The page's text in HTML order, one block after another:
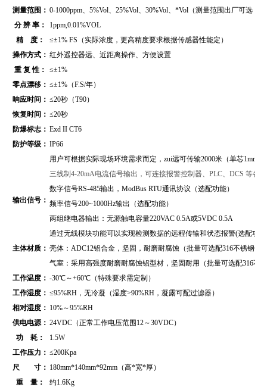
测量范围： 0-1000ppm、 5%Vol 25%Vol、30%Vol、*Vol （测量范围出厂可选，
分 辨 率：
1ppm,0.01%VOL
精 度：
≤±1% FS（实际浓度，更高精度要求根据传感器性能定）
操作方式： 红外遥控器远、近距离操作、方便设置
重 复 性：
≤±1%
零点漂移： ≤±1%（F.S/年）
响应时间： ≤20秒（T90）
恢复时间： ≤20秒
防爆标志： Exd II CT6
防护等级： IP66
输出信号：
用户可根据实际现场环境需求而定，zui远可传输2000米（单芯1mm2
三线制4-20mA电流信号输出，可连接报警控制器、PLC、DCS 等各
数字信号RS-485输出， ModBus RTU通讯协议 （选配功能）
频率信号200~1000Hz输出（选配功能）
两组继电器输出：无源触电容量220VAC 0.5A或5VDC 0.5A
通过无线模块功能可以实现检测数据的远程传输和状态报警(选配功
主体材质： 壳体：ADC12铝合金，坚固，耐磨耐腐蚀（批量可选配316不锈钢壳
气室：采用高强度耐磨耐腐蚀铝型材，坚固耐用（批量可选配316不
工作温度： -30℃～+60℃（特殊要求需定制）
工作湿度： ≤95%RH，无冷凝（湿度>90%RH，凝露可配过滤器）
相对湿度： 10%～95%RH
供电电源： 24VDC（正常工作电压范围12～30VDC）
功 耗：
1.5W
工作压力： ≤200Kpa
尺 寸： 180mm*140mm*92mm（高*宽*厚）
重 量：
约1.6Kg